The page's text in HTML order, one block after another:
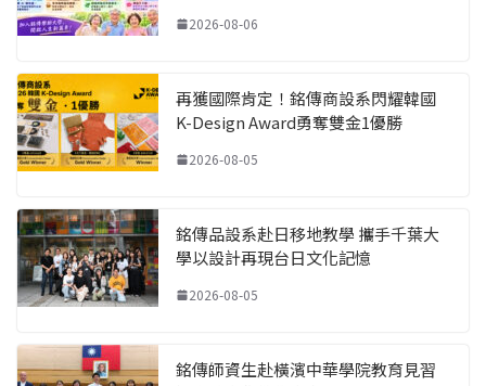
2026-08-06
再獲國際肯定！銘傳商設系閃耀韓國
K-Design Award勇奪雙金1優勝
2026-08-05
銘傳品設系赴日移地教學 攜手千葉大
學以設計再現台日文化記憶
2026-08-05
銘傳師資生赴橫濱中華學院教育見習